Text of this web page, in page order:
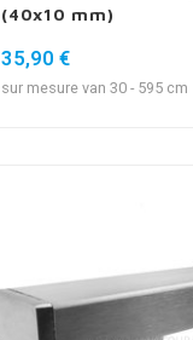
(40x10 mm)
35,90 €
sur mesure van 30 - 595 cm